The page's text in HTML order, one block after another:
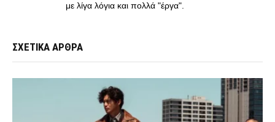
με λίγα λόγια και πολλά "έργα".
ΣΧΕΤΙΚΑ ΑΡΘΡΑ